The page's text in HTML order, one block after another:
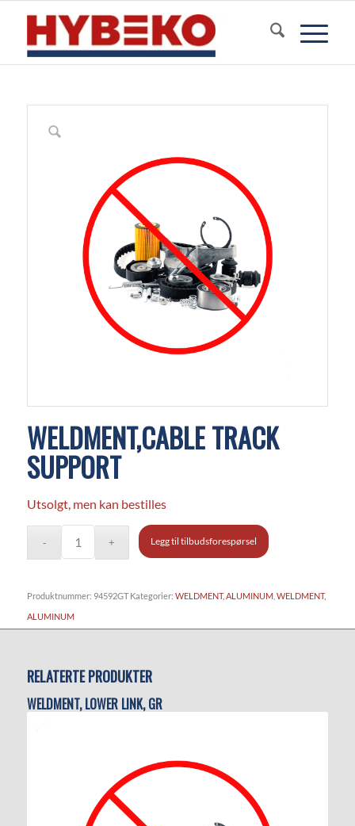
WELDMENT,CABLE TRACK
SUPPORT
Utsolgt, men kan bestilles
Legg til tilbudsforespørsel
Produktnummer: 94592GT Kategorier: WELDMENT, ALUMINUM, WELDMENT,
ALUMINUM
RELATERTE PRODUKTER
WELDMENT, LOWER LINK, GR